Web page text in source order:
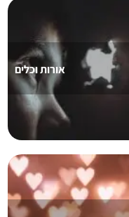
אורות וכלים